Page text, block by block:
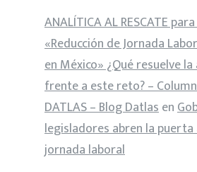
ANALÍTICA AL RESCATE
«Reducción de Jornada
en México» ¿Qué resuelve
frente a este reto? –
DATLAS – Blog Datlasen
legisladores abren la
jornada laboral